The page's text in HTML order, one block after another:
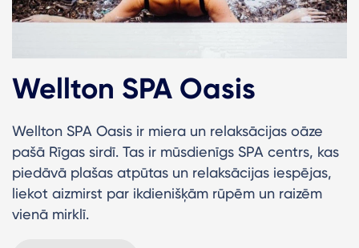
Wellton SPA Oasis
Wellton SPA Oasis ir miera un relaksācijas oāze
pašā Rīgas sirdī. Tas ir mūsdienīgs SPA centrs, kas
piedāvā plašas atpūtas un relaksācijas iespējas,
liekot aizmirst par ikdienišķām rūpēm un raizēm
vienā mirklī.